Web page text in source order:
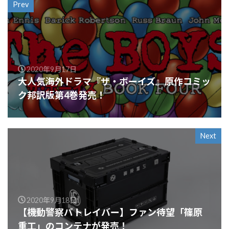
Prev
2020年9月17日
大人気海外ドラマ『ザ・ボーイズ』原作コミッ
ク邦訳版第4巻発売！
Next
2020年9月18日
【機動警察パトレイバー】ファン待望「篠原
重工」のコンテナが発売！